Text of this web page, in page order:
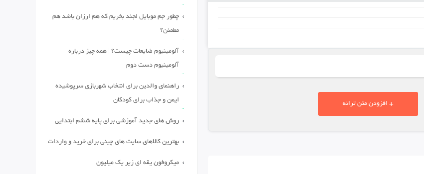
+ افزودن متن ترانه
چطور جم موبایل لجند بخریم که هم ارزان باشد هم
مطمئن؟
آلومینیوم ضایعات چیست؟ | همه چیز درباره
آلومینیوم دست دوم
راهنمای والدین برای انتخاب شهربازی سرپوشیده
ایمن و جذاب برای کودکان
روش های جدید آموزشی برای پایه ششم ابتدایی
بهترین کالاهای سایت های چینی برای خرید و واردات
میکروفون یقه ای زیر یک میلیون